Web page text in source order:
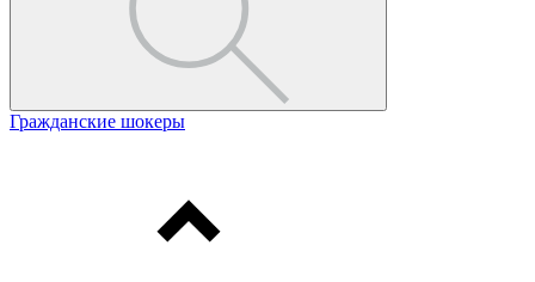
Гражданские шокеры